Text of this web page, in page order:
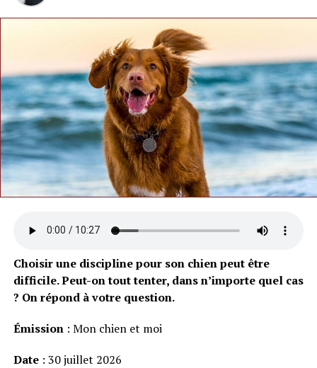
Choisir une discipline pour son chien peut être
difficile. Peut-on tout tenter, dans n’importe quel cas
? On répond à votre question.
Émission: Mon chien et moi
Date: 30 juillet 2026